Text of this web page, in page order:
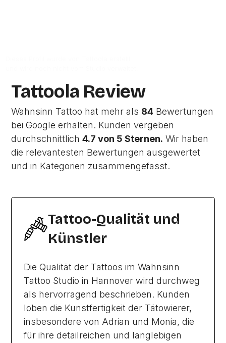
Tattoola Review
Wahnsinn Tattoo hat mehr als 84 Bewertungen
bei Google erhalten. Kunden vergeben
durchschnittlich4.7 von 5 Sternen. Wir haben
die relevantesten Bewertungen ausgewertet
und in Kategorien zusammengefasst.
Tattoo-Qualität und
Künstler
Die Qualität der Tattoos im Wahnsinn
Tattoo Studio in Hannover wird durchweg
als hervorragend beschrieben. Kunden
loben die Kunstfertigkeit der Tätowierer,
insbesondere von Adrian und Monia, die
für ihre detailreichen und langlebigen